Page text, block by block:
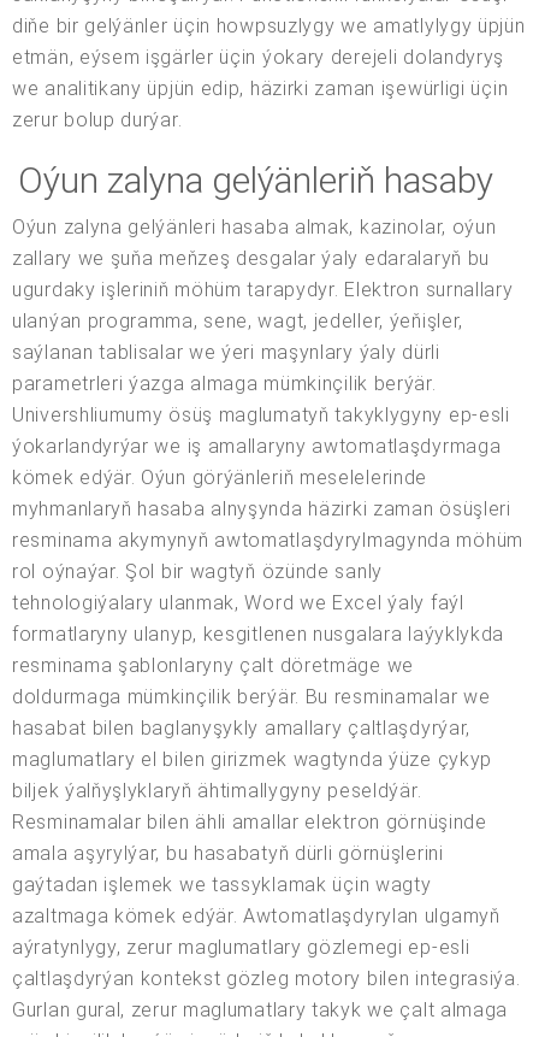
diňe bir gelýänler üçin howpsuzlygy we amatlylygy üpjün
etmän, eýsem işgärler üçin ýokary derejeli dolandyryş
we analitikany üpjün edip, häzirki zaman işewürligi üçin
zerur bolup durýar.
Oýun zalyna gelýänleriň hasaby
Oýun zalyna gelýänleri hasaba almak, kazinolar, oýun
zallary we şuňa meňzeş desgalar ýaly edaralaryň bu
ugurdaky işleriniň möhüm tarapydyr. Elektron surnallary
ulanýan programma, sene, wagt, jedeller, ýeňişler,
saýlanan tablisalar we ýeri maşynlary ýaly dürli
parametrleri ýazga almaga mümkinçilik berýär.
Univershliumumy ösüş maglumatyň takyklygyny ep-esli
ýokarlandyrýar we iş amallaryny awtomatlaşdyrmaga
kömek edýär. Oýun görýänleriň meselelerinde
myhmanlaryň hasaba alnyşynda häzirki zaman ösüşleri
resminama akymynyň awtomatlaşdyrylmagynda möhüm
rol oýnaýar. Şol bir wagtyň özünde sanly
tehnologiýalary ulanmak, Word we Excel ýaly faýl
formatlaryny ulanyp, kesgitlenen nusgalara laýyklykda
resminama şablonlaryny çalt döretmäge we
doldurmaga mümkinçilik berýär. Bu resminamalar we
hasabat bilen baglanyşykly amallary çaltlaşdyrýar,
maglumatlary el bilen girizmek wagtynda ýüze çykyp
biljek ýalňyşlyklaryň ähtimallygyny peseldýär.
Resminamalar bilen ähli amallar elektron görnüşinde
amala aşyrylýar, bu hasabatyň dürli görnüşlerini
gaýtadan işlemek we tassyklamak üçin wagty
azaltmaga kömek edýär. Awtomatlaşdyrylan ulgamyň
aýratynlygy, zerur maglumatlary gözlemegi ep-esli
çaltlaşdyrýan kontekst gözleg motory bilen integrasiýa.
Gurlan gural, zerur maglumatlary takyk we çalt almaga